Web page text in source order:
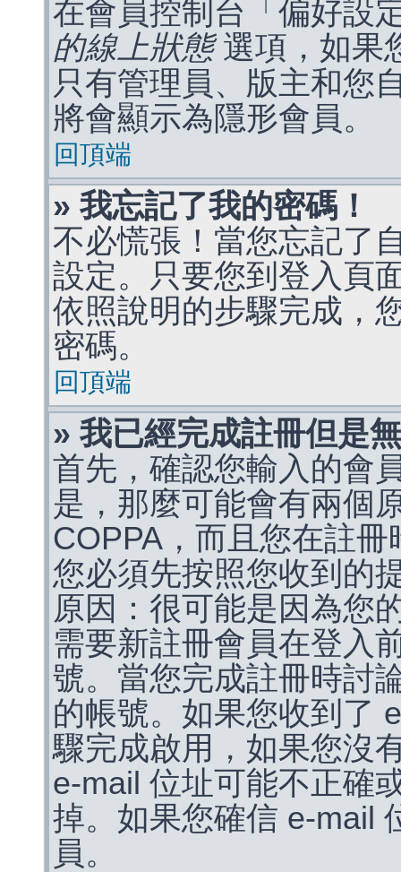
在會員控制台「偏好設
的線上狀態選項，如果
只有管理員、版主和您
將會顯示為隱形會員。
回頂端
» 我忘記了我的密碼！
不必慌張！當您忘記了
設定。只要您到登入頁
依照說明的步驟完成，
密碼。
回頂端
» 我已經完成註冊但是
首先，確認您輸入的會
是，那麼可能會有兩個
COPPA，而且您在註
您必須先按照您收到的
原因：很可能是因為您
需要新註冊會員在登入
號。當您完成註冊時討
的帳號。如果您收到了
驟完成啟用，如果您沒
e-mail 位址可能不正確
掉。如果您確信 e-mail
員。